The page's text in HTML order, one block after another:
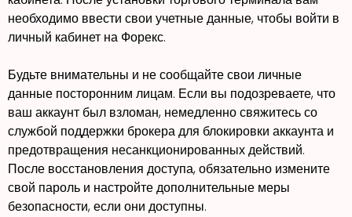
необходимо ввести свои учетные данные, чтобы войти в
личный кабинет на Форекс.
Будьте внимательны и не сообщайте свои личные
данные посторонним лицам. Если вы подозреваете, что
ваш аккаунт был взломан, немедленно свяжитесь со
службой поддержки брокера для блокировки аккаунта и
предотвращения несанкционированных действий.
После восстановления доступа, обязательно измените
свой пароль и настройте дополнительные меры
безопасности, если они доступны.